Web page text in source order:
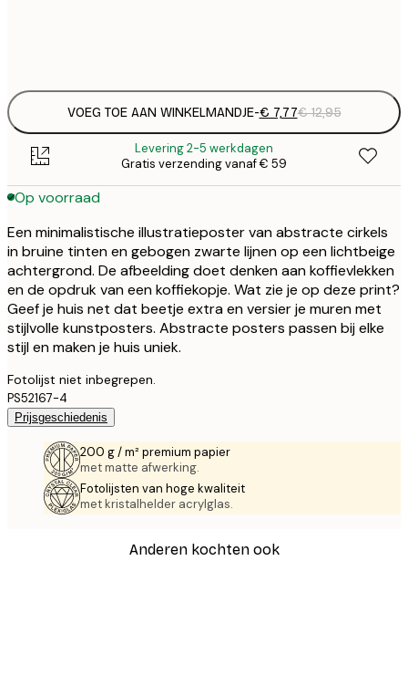
VOEG TOE AAN WINKELMANDJE-€ 7,77€ 12,95
Levering 2-5 werkdagen
Gratis verzending vanaf € 59
Op voorraad
Een minimalistische illustratieposter van abstracte cirkels
in bruine tinten en gebogen zwarte lijnen op een lichtbeige
achtergrond. De afbeelding doet denken aan koffievlekken
en de opdruk van een koffiekopje. Wat zie je op deze print?
Geef je huis net dat beetje extra en versier je muren met
stijlvolle kunstposters. Abstracte posters passen bij elke
stijl en maken je huis uniek.
Fotolijst niet inbegrepen.
PS52167-4
Prijsgeschiedenis
200 g / m² premium papier
met matte afwerking.
Fotolijsten van hoge kwaliteit
met kristalhelder acrylglas.
Anderen kochten ook